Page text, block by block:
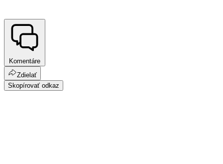
Komentáre
Zdielať
Skopírovať odkaz